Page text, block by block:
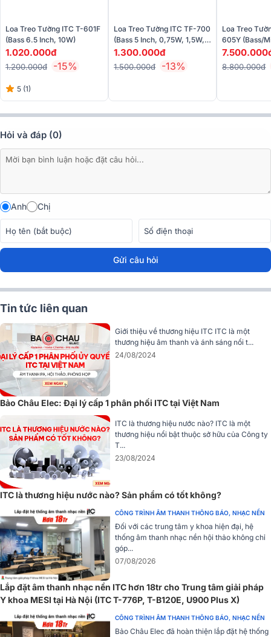
thanh chi tiết và rõ ràng. Loa bass 5 inch tái hiện những dải âm trầm
sâu lắng và mạnh mẽ, trong khi loa treble 1.5 inch đảm nhiệm việc
truyền tải các dải âm cao trong trẻo, sắc nét.
Hệ thống phân tần chất lượng cao trong ITC T-775P đảm bảo sự
phân chia tần số chính xác, giúp tái tạo âm thanh một cách trung
thực và sống động, phù hợp cho nhiều ứng dụng âm thanh khác
nhau.
Công suất ấn tượng
Loa ITC T-775P cung cấp công suất định mức @100V với các tùy
chọn 3.75W, 7.5W, 15W, và 30W, mang đến sự linh hoạt cho người
dùng trong việc điều chỉnh công suất phù hợp với nhu cầu sử dụng.
Đặc biệt, với công suất đầu ra @70V tương ứng, loa cho phép thiết
lập cấu hình hệ thống âm thanh một cách dễ dàng và hiệu quả. Với
SPL (1W/1M) đạt 92dB và SPL tối đa lên đến 107dB, loa treo tường
ITC T-775P đảm bảo khả năng cung cấp âm lượng mạnh mẽ, duy trì
chất lượng âm thanh rõ ràng và sắc nét ngay cả trong những không
gian lớn hoặc ồn ào.
Loa Treo Tường ITC T-601F
(Bass 6.5 Inch, 10W)
1.020.000đ
1.200.000đ -15%
5 (1)
Loa Treo Tường ITC TF-700
(Bass 5 Inch, 0,75W, 1,5W,
3W, 6W, Chống Cháy)
1.300.000đ
1.500.000đ -13%
Loa Treo
605Y (Bass/
100W/400W)
8.800.000đ
Hỏi và đáp (0)
Anh Chị
Gửi câu hỏi
Tin tức liên quan
Giới thiệu về thương hiệu ITC ITC là một
thương hiệu âm thanh và ánh sáng nổi t...
24/08/2024
Bảo Châu Elec: Đại lý cấp 1 phân phối ITC tại Việt Nam
ITC là thương hiệu nước nào? ITC là một
thương hiệu nổi bật thuộc sở hữu của Công ty
T...
23/08/2024
ITC là thương hiệu nước nào? Sản phẩm có tốt không?
CÔNG TRÌNH ÂM THANH THÔNG BÁO, NHẠC NỀN
Đối với các trung tâm y khoa hiện đại, hệ
thống âm thanh nhạc nền hội thảo không chỉ
góp...
07/08/2026
Lắp đặt âm thanh nhạc nền ITC hơn 18tr cho Trung tâm giải pháp
Y khoa MESI tại Hà Nội (ITC T-776P, T-B120E, U900 Plus X)
CÔNG TRÌNH ÂM THANH THÔNG BÁO, NHẠC NỀN
Bảo Châu Elec đã hoàn thiện lắp đặt hệ thống